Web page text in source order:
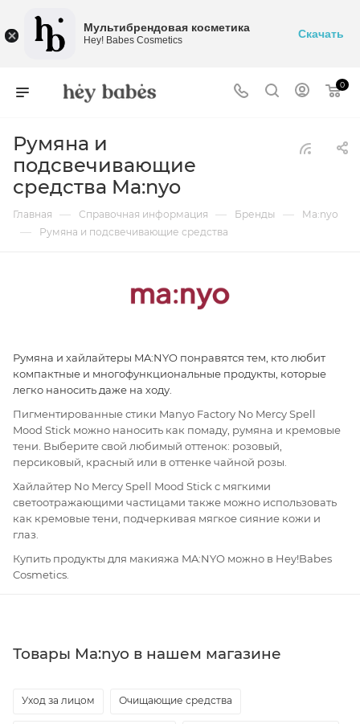
0
Румяна и
подсвечивающие
средства Ma:nyo
Главная — Справочная информация — Бренды — Ma:nyo
— Румяна и подсвечивающие средства
Румяна и хайлайтеры MA:NYO понравятся тем, кто любит
компактные и многофункциональные продукты, которые
легко наносить даже на ходу.
Пигментированные стики Manyo Factory No Mercy Spell
Mood Stick можно наносить как помаду, румяна и кремовые
тени. Выберите свой любимый оттенок: розовый,
персиковый, красный или в оттенке чайной розы.
Хайлайтер No Mercy Spell Mood Stick с мягкими
светоотражающими частицами также можно использовать
как кремовые тени, подчеркивая мягкое сияние кожи и
глаз.
Купить продукты для макияжа MA:NYO можно в Hey!Babes
Cosmetics.
Товары Ma:nyo в нашем магазине
Уход за лицом Очищающие средства
Мультибрендовая косметика
Hey! Babes Cosmetics Скачать